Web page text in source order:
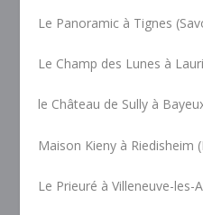
Le Panoramic à Tignes
Le Champ des Lunes à
le Château de Sully à
Maison Kieny à Riedisheim
Le Prieuré à Villeneuve-les-